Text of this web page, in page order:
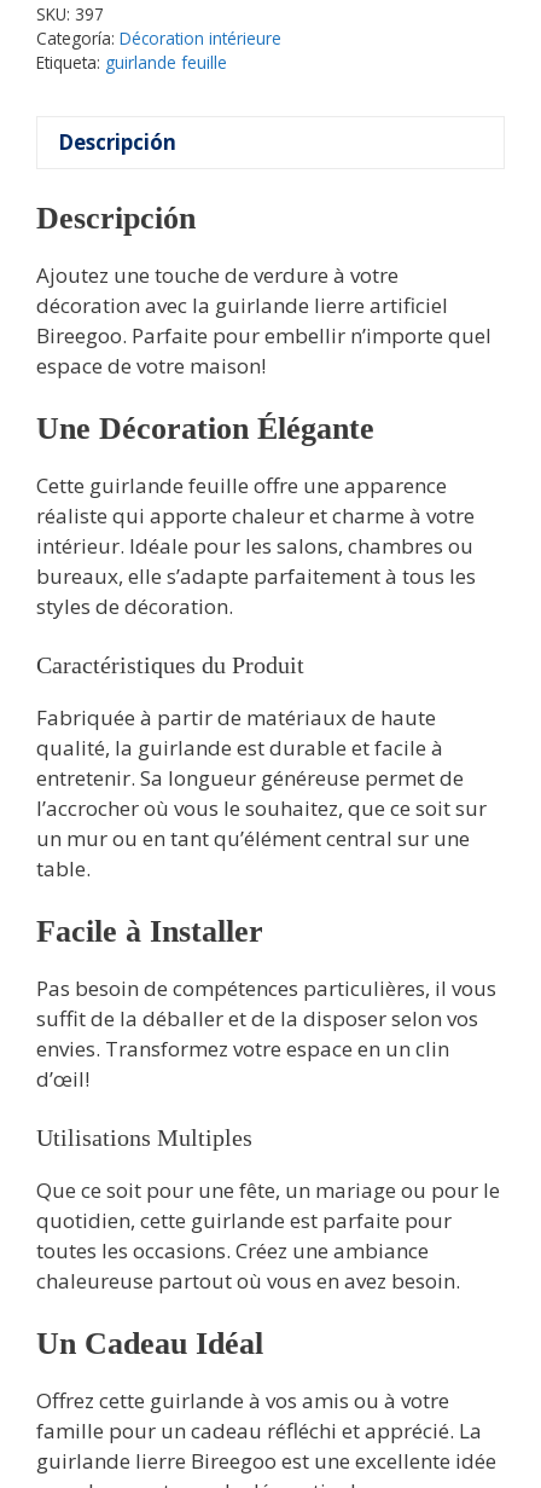
SKU: 397
Categoría: Décoration intérieure
Etiqueta: guirlande feuille
Descripción
Descripción
Ajoutez une touche de verdure à votre
décoration avec la guirlande lierre artificiel
Bireegoo. Parfaite pour embellir n’importe quel
espace de votre maison!
Une Décoration Élégante
Cette guirlande feuille offre une apparence
réaliste qui apporte chaleur et charme à votre
intérieur. Idéale pour les salons, chambres ou
bureaux, elle s’adapte parfaitement à tous les
styles de décoration.
Caractéristiques du Produit
Fabriquée à partir de matériaux de haute
qualité, la guirlande est durable et facile à
entretenir. Sa longueur généreuse permet de
l’accrocher où vous le souhaitez, que ce soit sur
un mur ou en tant qu’élément central sur une
table.
Facile à Installer
Pas besoin de compétences particulières, il vous
suffit de la déballer et de la disposer selon vos
envies. Transformez votre espace en un clin
d’œil!
Utilisations Multiples
Que ce soit pour une fête, un mariage ou pour le
quotidien, cette guirlande est parfaite pour
toutes les occasions. Créez une ambiance
chaleureuse partout où vous en avez besoin.
Un Cadeau Idéal
Offrez cette guirlande à vos amis ou à votre
famille pour un cadeau réfléchi et apprécié. La
guirlande lierre Bireegoo est une excellente idée